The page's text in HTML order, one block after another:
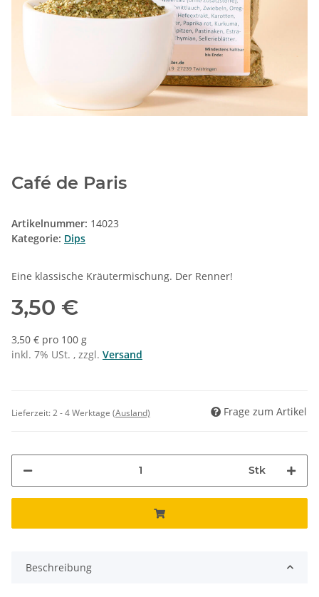
Café de Paris
Artikelnummer: 14023
Kategorie: Dips
Eine klassische Kräutermischung. Der Renner!
3,50 €
3,50 € pro 100 g
inkl. 7% USt. , zzgl. Versand
Lieferzeit:2 - 4 Werktage (Ausland) Frage zum Artikel
Stk
Beschreibung